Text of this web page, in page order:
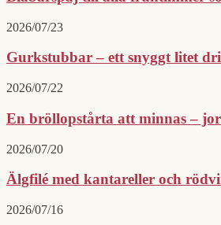
2026/07/23
Gurkstubbar – ett snyggt litet
2026/07/22
En bröllopstårta att minnas –
2026/07/20
Älgfilé med kantareller och
2026/07/16